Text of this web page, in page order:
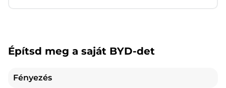
Építsd meg a saját BYD-det
Fényezés